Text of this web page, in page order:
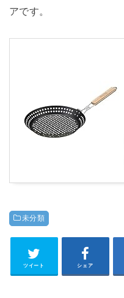
アです。
未分類
ツイート シェア